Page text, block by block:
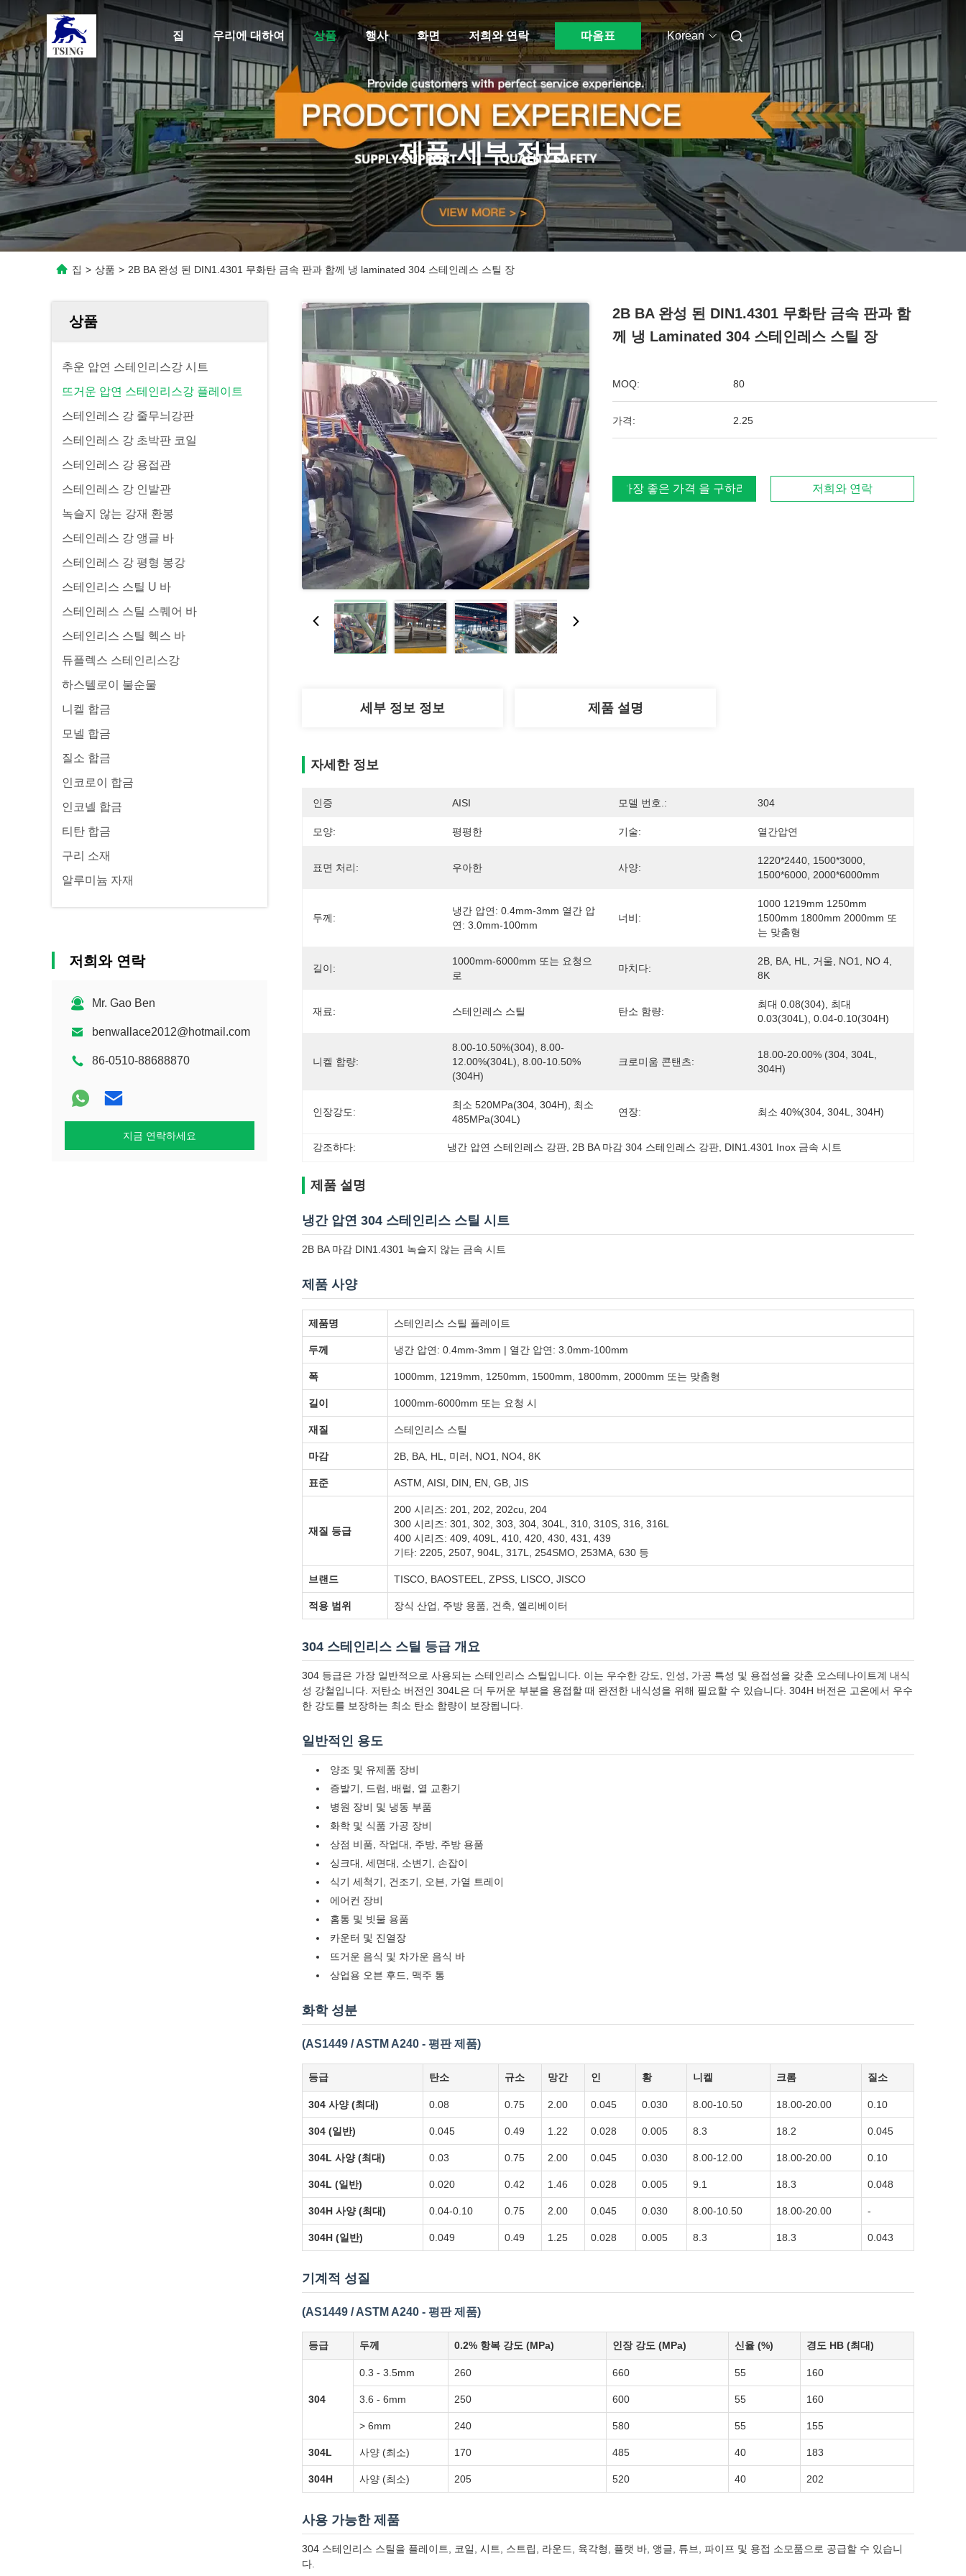
집 우리에 대하여 상품 행사 화면 저희와 연락 따옴표 Korean
제품 세부 정보
집 > 상품 > 2B BA 완성 된 DIN1.4301 무화탄 금속 판과 함께 냉 laminated 304 스테인레스 스틸 장
상품
추운 압연 스테인리스강 시트
뜨거운 압연 스테인리스강 플레이트
스테인레스 강 줄무늬강판
스테인레스 강 초박판 코일
스테인레스 강 용접관
스테인레스 강 인발관
녹슬지 않는 강재 환봉
스테인레스 강 앵글 바
스테인레스 강 평형 봉강
스테인리스 스틸 U 바
스테인레스 스틸 스퀘어 바
스테인리스 스틸 헥스 바
듀플렉스 스테인리스강
하스텔로이 불순물
니켈 합금
모넬 합금
질소 합금
인코로이 합금
인코넬 합금
티탄 합금
구리 소재
알루미늄 자재
저희와 연락
Mr. Gao Ben
benwallace2012@hotmail.com
86-0510-88688870
지금 연락하세요
2B BA 완성 된 DIN1.4301 무화탄 금속 판과 함
께 냉 Laminated 304 스테인레스 스틸 장
MOQ: 80
가격: 2.25
가장 좋은 가격 을 구하라 저희와 연락
세부 정보 정보 제품 설명
자세한 정보
인증 AISI 모델 번호.: 304
모양: 평평한 기술: 열간압연
표면 처리: 우아한 사양:
1220*2440, 1500*3000,
1500*6000, 2000*6000mm
두께:
냉간 압연: 0.4mm-3mm 열간 압
연: 3.0mm-100mm
너비:
1000 1219mm 1250mm
1500mm 1800mm 2000mm 또
는 맞춤형
길이:
1000mm-6000mm 또는 요청으
로
마치다:
2B, BA, HL, 거울, NO1, NO 4,
8K
재료: 스테인레스 스틸 탄소 함량:
최대 0.08(304), 최대
0.03(304L), 0.04-0.10(304H)
니켈 함량:
8.00-10.50%(304), 8.00-
12.00%(304L), 8.00-10.50%
(304H)
크로미움 콘탠츠:
18.00-20.00% (304, 304L,
304H)
인장강도:
최소 520MPa(304, 304H), 최소
485MPa(304L)
연장: 최소 40%(304, 304L, 304H)
강조하다: 냉간 압연 스테인레스 강판 2B BA 마감 304 스테인레스 강판 DIN1.4301 Inox 금속 시트
제품 설명
냉간 압연 304 스테인리스 스틸 시트
2B BA 마감 DIN1.4301 녹슬지 않는 금속 시트
제품 사양
제품명 스테인리스 스틸 플레이트
두께 냉간 압연: 0.4mm-3mm | 열간 압연: 3.0mm-100mm
폭 1000mm, 1219mm, 1250mm, 1500mm, 1800mm, 2000mm 또는 맞춤형
길이 1000mm-6000mm 또는 요청 시
재질 스테인리스 스틸
마감 2B, BA, HL, 미러, NO1, NO4, 8K
표준 ASTM, AISI, DIN, EN, GB, JIS
재질 등급
200 시리즈: 201, 202, 202cu, 204
300 시리즈: 301, 302, 303, 304, 304L, 310, 310S, 316, 316L
400 시리즈: 409, 409L, 410, 420, 430, 431, 439
기타: 2205, 2507, 904L, 317L, 254SMO, 253MA, 630 등
브랜드 TISCO, BAOSTEEL, ZPSS, LISCO, JISCO
적용 범위 장식 산업, 주방 용품, 건축, 엘리베이터
304 스테인리스 스틸 등급 개요
304 등급은 가장 일반적으로 사용되는 스테인리스 스틸입니다. 이는 우수한 강도, 인성, 가공 특성 및 용접성을 갖춘 오스테나이트계 내식
성 강철입니다. 저탄소 버전인 304L은 더 두꺼운 부분을 용접할 때 완전한 내식성을 위해 필요할 수 있습니다. 304H 버전은 고온에서 우수
한 강도를 보장하는 최소 탄소 함량이 보장됩니다.
일반적인 용도
양조 및 유제품 장비
증발기, 드럼, 배럴, 열 교환기
병원 장비 및 냉동 부품
화학 및 식품 가공 장비
상점 비품, 작업대, 주방, 주방 용품
싱크대, 세면대, 소변기, 손잡이
식기 세척기, 건조기, 오븐, 가열 트레이
에어컨 장비
홈통 및 빗물 용품
카운터 및 진열장
뜨거운 음식 및 차가운 음식 바
상업용 오븐 후드, 맥주 통
화학 성분
(AS1449 / ASTM A240 - 평판 제품)
등급 탄소 규소 망간 인 황 니켈 크롬 질소
304 사양 (최대) 0.08 0.75 2.00 0.045 0.030 8.00-10.50 18.00-20.00 0.10
304 (일반) 0.045 0.49 1.22 0.028 0.005 8.3 18.2 0.045
304L 사양 (최대) 0.03 0.75 2.00 0.045 0.030 8.00-12.00 18.00-20.00 0.10
304L (일반) 0.020 0.42 1.46 0.028 0.005 9.1 18.3 0.048
304H 사양 (최대) 0.04-0.10 0.75 2.00 0.045 0.030 8.00-10.50 18.00-20.00 -
304H (일반) 0.049 0.49 1.25 0.028 0.005 8.3 18.3 0.043
기계적 성질
(AS1449 / ASTM A240 - 평판 제품)
등급 두께 0.2% 항복 강도 (MPa) 인장 강도 (MPa) 신율 (%) 경도 HB (최대)
304
0.3 - 3.5mm 260 660 55 160
3.6 - 6mm 250 600 55 160
> 6mm 240 580 55 155
304L 사양 (최소) 170 485 40 183
304H 사양 (최소) 205 520 40 202
사용 가능한 제품
304 스테인리스 스틸을 플레이트, 코일, 시트, 스트립, 라운드, 육각형, 플랫 바, 앵글, 튜브, 파이프 및 용접 소모품으로 공급할 수 있습니
다.